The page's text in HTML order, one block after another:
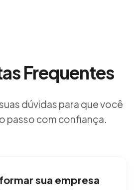
Frequentes
dúvidas para que você
passo com confiança.
sua empresa